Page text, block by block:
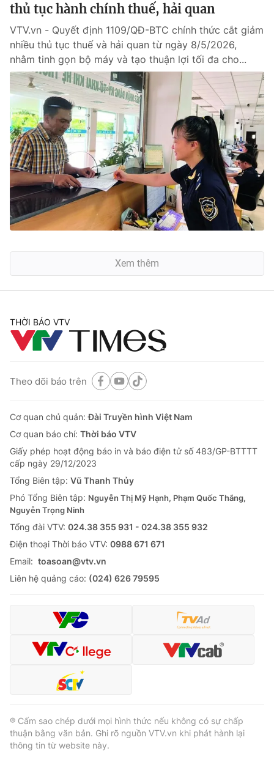
thủ tục hành chính thuế, hải quan
VTV.vn - Quyết định 1109/QĐ-BTC chính thức cắt giảm
nhiều thủ tục thuế và hải quan từ ngày 8/5/2026,
nhằm tinh gọn bộ máy và tạo thuận lợi tối đa cho...
Xem thêm
THỜI BÁO VTV
Theo dõi báo trên
Cơ quan chủ quản:Đài Truyền hình Việt Nam
Cơ quan báo chí: Thời báo VTV
Giấy phép hoạt động báo in và báo điện tử số 483/GP-BTTTT
cấp ngày 29/12/2023
Tổng Biên tập: Vũ Thanh Thủy
Phó Tổng Biên tập: Nguyễn Thị Mỹ Hạnh, Phạm Quốc Thắng,
Nguyễn Trọng Ninh
Tổng đài VTV: 024.38 355 931 - 024.38 355 932
Ðiện thoại Thời báo VTV: 0988 671 671
Email: toasoan@vtv.vn
Liên hệ quảng cáo: (024) 626 79595
® Cấm sao chép dưới mọi hình thức nếu không có sự chấp
thuận bằng văn bản. Ghi rõ nguồn VTV.vn khi phát hành lại
thông tin từ website này.